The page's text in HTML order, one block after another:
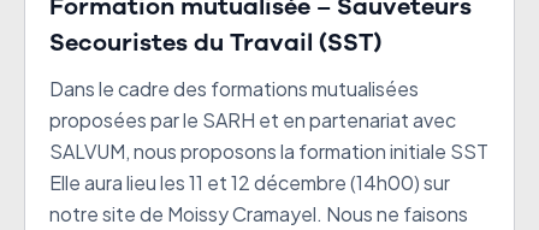
Formation mutualisée – Sauveteurs
Secouristes du Travail (SST)
Dans le cadre des formations mutualisées
proposées par le SARH et en partenariat avec
SALVUM, nous proposons la formation initiale SST
Elle aura lieu les 11 et 12 décembre (14h00) sur
notre site de Moissy Cramayel. Nous ne faisons